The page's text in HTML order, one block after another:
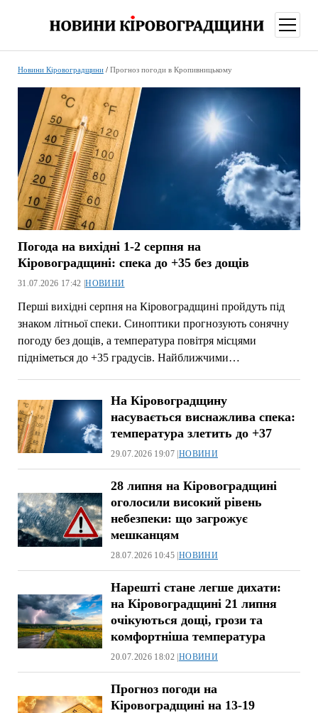
меню
Новини Кіровоградщини/ Прогноз погоди в Кропивницькому
Погода на вихідні 1-2 серпня на
Кіровоградщині: спека до +35 без дощів
31.07.2026 17:42 |НОВИНИ
Перші вихідні серпня на Кіровоградщині пройдуть під
знаком літньої спеки. Синоптики прогнозують сонячну
погоду без дощів, а температура повітря місцями
підніметься до +35 градусів. Найближчими…
На Кіровоградщину
насувається виснажлива спека:
температура злетить до +37
29.07.2026 19:07 | НОВИНИ
28 липня на Кіровоградщині
оголосили високий рівень
небезпеки: що загрожує
мешканцям
28.07.2026 10:45 | НОВИНИ
Нарешті стане легше дихати:
на Кіровоградщині 21 липня
очікуються дощі, грози та
комфортніша температура
20.07.2026 18:02 | НОВИНИ
Прогноз погоди на
Кіровоградщині на 13-19